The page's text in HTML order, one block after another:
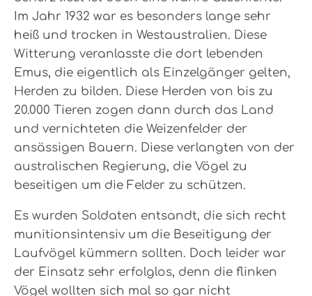
Im Jahr 1932 war es besonders lange sehr
heiß und trocken in Westaustralien. Diese
Witterung veranlasste die dort lebenden
Emus, die eigentlich als Einzelgänger gelten,
Herden zu bilden. Diese Herden von bis zu
20.000 Tieren zogen dann durch das Land
und vernichteten die Weizenfelder der
ansässigen Bauern. Diese verlangten von der
australischen Regierung, die Vögel zu
beseitigen um die Felder zu schützen.
Es wurden Soldaten entsandt, die sich recht
munitionsintensiv um die Beseitigung der
Laufvögel kümmern sollten. Doch leider war
der Einsatz sehr erfolglos, denn die flinken
Vögel wollten sich mal so gar nicht